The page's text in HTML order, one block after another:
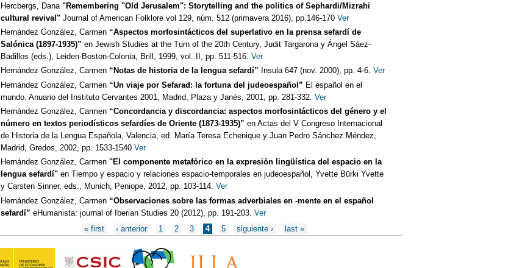
Hercbergs, Dana "Remembering "Old Jerusalem": Storytelling and the politics of Sephardi/Mizrahi
cultural revival" Journal of American Folklore vol 129, núm. 512 (primavera 2016), pp.146-170 Ver
Hernández González, Carmen “Aspectos morfosintácticos del superlativo en la prensa sefardí de
Salónica (1897-1935)” en Jewish Studies at the Turn of the 20th Century, Judit Targarona y Ángel Sáez-
Badillos (eds.), Leiden-Boston-Colonia, Brill, 1999, vol. II, pp. 511-516. Ver
Hernández González, Carmen “Notas de historia de la lengua sefardí” Insula 647 (nov. 2000), pp. 4-6. Ver
Hernández González, Carmen “Un viaje por Sefarad: la fortuna del judeoespañol” El español en el
mundo. Anuario del Instituto Cervantes 2001, Madrid, Plaza y Janés, 2001, pp. 281-332. Ver
Hernández González, Carmen “Concordancia y discordancia: aspectos morfosintácticos del género y el
número en textos periodísticos sefardíes de Oriente (1873-1935)” en Actas del V Congreso Internacional
de Historia de la Lengua Española, Valencia, ed. María Teresa Echenique y Juan Pedro Sánchez Méndez,
Madrid, Gredos, 2002, pp. 1533-1540 Ver
Hernández González, Carmen "El componente metafórico en la expresión lingüística del espacio en la
lengua sefardí" en Tiempo y espacio y relaciones espacio-temporales en judeoespañol, Yvette Bürki Yvette
y Carsten Sinner, eds., Munich, Peniope, 2012, pp. 103-114. Ver
Hernández González, Carmen “Observaciones sobre las formas adverbiales en -mente en el español
sefardí” eHumanista: journal of Iberian Studies 20 (2012), pp. 191-203. Ver
« first ‹ anterior 1 2 3 4 5 siguiente › last »